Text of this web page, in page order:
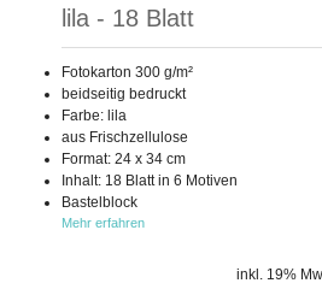
lila - 18 Blatt
Fotokarton 300 g/m²
beidseitig bedruckt
Farbe: lila
aus Frischzellulose
Format: 24 x 34 cm
Inhalt: 18 Blatt in 6 Motiven
Bastelblock
Mehr erfahren
inkl. 19%